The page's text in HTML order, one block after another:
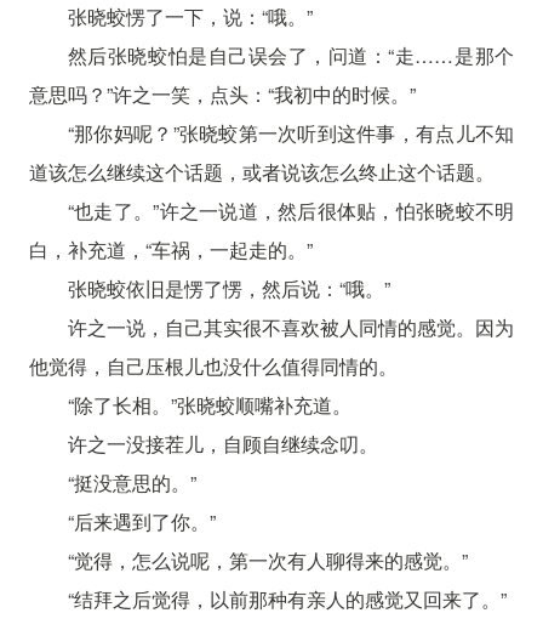
张晓蛟愣了一下，说：“哦。”
然后张晓蛟怕是自己误会了，问道：“走……是那个
意思吗？”许之一笑，点头：“我初中的时候。”
“那你妈呢？”张晓蛟第一次听到这件事，有点儿不知
道该怎么继续这个话题，或者说该怎么终止这个话题。
“也走了。”许之一说道，然后很体贴，怕张晓蛟不明
白，补充道，“车祸，一起走的。”
张晓蛟依旧是愣了愣，然后说：“哦。”
许之一说，自己其实很不喜欢被人同情的感觉。因为
他觉得，自己压根儿也没什么值得同情的。
“除了长相。”张晓蛟顺嘴补充道。
许之一没接茬儿，自顾自继续念叨。
“挺没意思的。”
“后来遇到了你。”
“觉得，怎么说呢，第一次有人聊得来的感觉。”
“结拜之后觉得，以前那种有亲人的感觉又回来了。”